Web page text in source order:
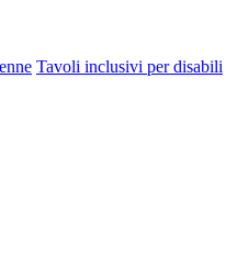
Tavoli inclusivi per disabili